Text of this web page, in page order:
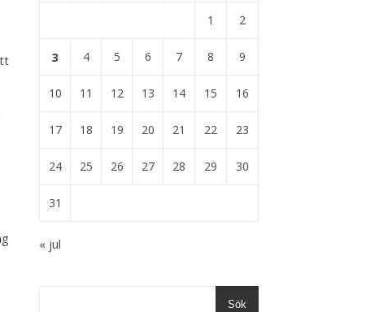
1 2
3 4 5 6 7 8 9
10 11 12 13 14 15 16
17 18 19 20 21 22 23
24 25 26 27 28 29 30
31
« jul
Sök